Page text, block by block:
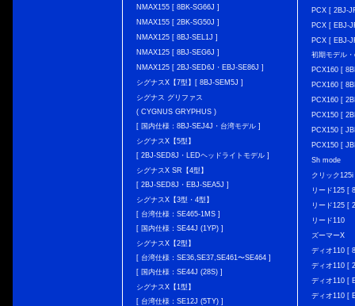
NMAX155 [ 8BK-SG66J ]
NMAX155 [ 2BK-SG50J ]
NMAX125 [ 8BJ-SEL1J ]
NMAX125 [ 8BJ-SEG6J ]
NMAX125 [ 2BJ-SED6J・EBJ-SE86J ]
シグナスX【7型】[ 8BJ-SEM5J ]
シグナス グリファス
( CYGNUS GRYPHUS )
[ 国内仕様：8BJ-SEJ4J・台湾モデル ]
シグナスX【5型】
[ 2BJ-SED8J・LEDヘッドライトモデル ]
シグナスX SR【4型】
[ 2BJ-SED8J・EBJ-SEA5J ]
シグナスX【3型・4型】
[ 台湾仕様：SE465-1MS ]
[ 国内仕様：SE44J (1YP) ]
シグナスX【2型】
[ 台湾仕様：SE36,SE37,SE461〜SE464 ]
[ 国内仕様：SE44J (28S) ]
シグナスX【1型】
[ 台湾仕様：SE12J (5TY) ]
PCX [ 2BJ-
PCX [ EBJ-
PCX [ EBJ-
初期モデル
PCX160 [
PCX160 [
PCX160 [
PCX150 [
PCX150 [
PCX150 [
Sh mode
クリック
リード125 [
リード125 [
リード110
ズーマーX
ディオ110 [
ディオ110 [
ディオ110 [
ディオ110 [